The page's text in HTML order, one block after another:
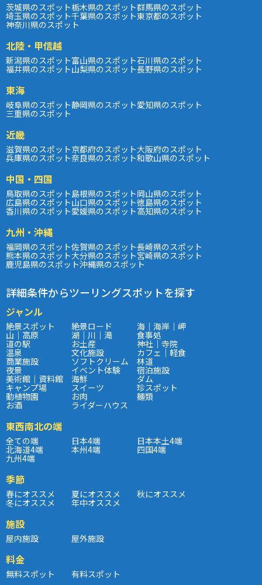
茨城県のスポット栃木県のスポット群馬県のスポット
埼玉県のスポット千葉県のスポット東京都のスポット
神奈川県のスポット
北陸・甲信越
新潟県のスポット富山県のスポット石川県のスポット
福井県のスポット山梨県のスポット長野県のスポット
東海
岐阜県のスポット静岡県のスポット愛知県のスポット
三重県のスポット
近畿
滋賀県のスポット京都府のスポット大阪府のスポット
兵庫県のスポット奈良県のスポット和歌山県のスポット
中国・四国
鳥取県のスポット島根県のスポット岡山県のスポット
広島県のスポット山口県のスポット徳島県のスポット
香川県のスポット愛媛県のスポット高知県のスポット
九州・沖縄
福岡県のスポット佐賀県のスポット長崎県のスポット
熊本県のスポット大分県のスポット宮崎県のスポット
鹿児島県のスポット沖縄県のスポット
詳細条件からツーリングスポットを探す
ジャンル
絶景スポット 絶景ロード 海｜海岸｜岬
山｜高原 湖｜川｜滝 食事処
道の駅 お土産 神社｜寺院
温泉 文化施設 カフェ｜軽食
商業施設 ソフトクリーム 林道
夜景 イベント体験 宿泊施設
美術館｜資料館 海鮮 ダム
キャンプ場 スイーツ 珍スポット
動植物園 お肉 麺類
お酒 ライダーハウス
東西南北の端
全ての端 日本4端 日本本土4端
北海道4端 本州4端 四国4端
九州4端
季節
春にオススメ 夏にオススメ 秋にオススメ
冬にオススメ 年中オススメ
施設
屋内施設 屋外施設
料金
無料スポット 有料スポット